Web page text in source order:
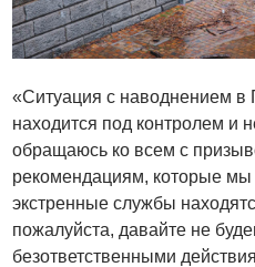
«Ситуация с наводнением в
находится под контролем и
обращаюсь ко всем с
рекомендациям, которые
экстренные службы
пожалуйста, давайте не
безответственными